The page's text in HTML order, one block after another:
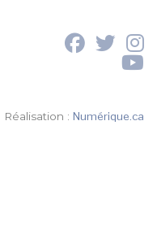
Réalisation :Numérique.ca